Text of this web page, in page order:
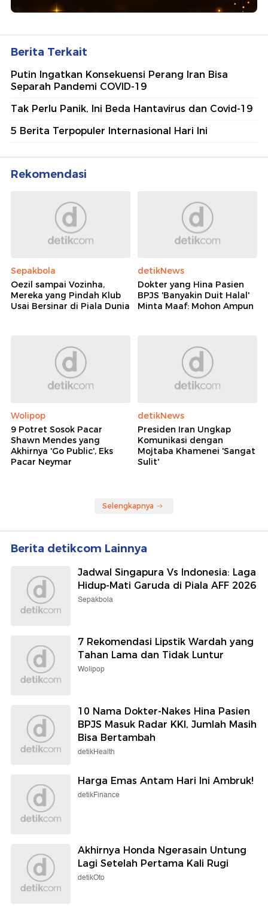
Berita Terkait
Putin Ingatkan Konsekuensi Perang Iran Bisa
Separah Pandemi COVID-19
Tak Perlu Panik, Ini Beda Hantavirus dan Covid-19
5 Berita Terpopuler Internasional Hari Ini
Rekomendasi
Sepakbola
Oezil sampai Vozinha,
Mereka yang Pindah Klub
Usai Bersinar di Piala Dunia
detikNews
Dokter yang Hina Pasien
BPJS 'Banyakin Duit Halal'
Minta Maaf: Mohon Ampun
Wolipop
9 Potret Sosok Pacar
Shawn Mendes yang
Akhirnya 'Go Public', Eks
Pacar Neymar
detikNews
Presiden Iran Ungkap
Komunikasi dengan
Mojtaba Khamenei 'Sangat
Sulit'
Selengkapnya
Berita detikcom Lainnya
Jadwal Singapura Vs Indonesia: Laga
Hidup-Mati Garuda di Piala AFF 2026
Sepakbola
7 Rekomendasi Lipstik Wardah yang
Tahan Lama dan Tidak Luntur
Wolipop
10 Nama Dokter-Nakes Hina Pasien
BPJS Masuk Radar KKI, Jumlah Masih
Bisa Bertambah
detikHealth
Harga Emas Antam Hari Ini Ambruk!
detikFinance
Akhirnya Honda Ngerasain Untung
Lagi Setelah Pertama Kali Rugi
detikOto